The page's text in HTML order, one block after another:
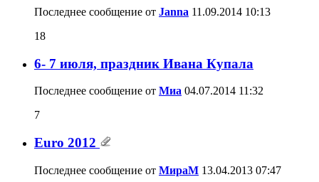
Последнее сообщение от Janna 11.09.2014 10:13
18
6- 7 июля, праздник Ивана Купала
Последнее сообщение от Миа 04.07.2014 11:32
7
Euro 2012
Последнее сообщение от МираМ 13.04.2013 07:47